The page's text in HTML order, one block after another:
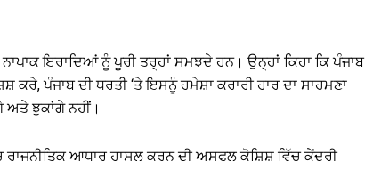
ਇਰਾਦਿਆਂ ਨੂੰ ਪੂਰੀ ਤਰ੍ਹਾਂ ਸਮਝਦੇ ਹਨ। ਉਨ੍ਹਾਂ ਕਿਹਾ ਕਿ ਪੰਜਾਬ
ਪੰਜਾਬ ਦੀ ਧਰਤੀ ‘ਤੇ ਇਸਨੂੰ ਹਮੇਸ਼ਾ ਕਰਾਰੀ ਹਾਰ ਦਾ ਸਾਹਮਣਾ
ਅਤੇ ਝੁਕਾਂਗੇ ਨਹੀਂ।
ਰਾਜਨੀਤਿਕ ਆਧਾਰ ਹਾਸਲ ਕਰਨ ਦੀ ਅਸਫਲ ਕੋਸ਼ਿਸ਼ ਵਿੱਚ ਕੇਂਦਰੀ